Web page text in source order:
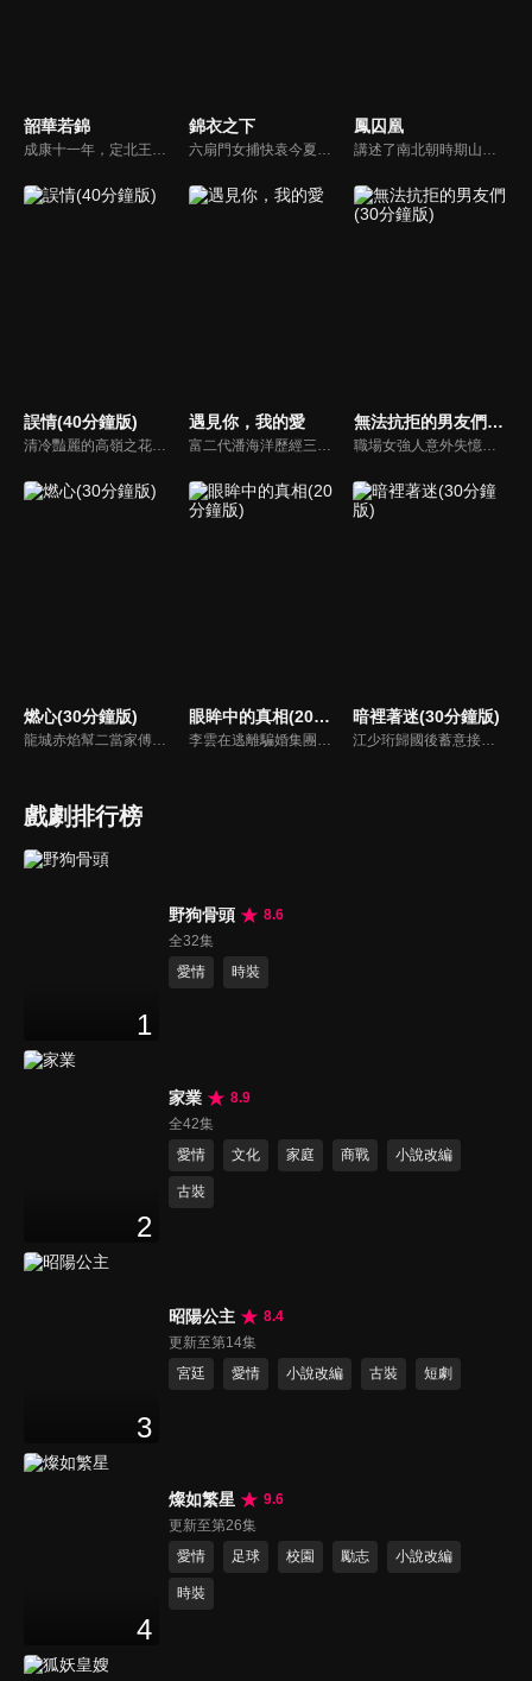
韶華若錦
成康十一年，定北王江緒為查軍餉貪墨案返京，迎娶將門之女明檀穩住朝局。隨調查深入，牽出貪腐勢力盤根錯節，關乎朝廷經濟命脈。江緒誓言連根拔起，卻致明家遭誣陷滅門。為昭雪冤屈，江緒與明檀攜手揭真相，歷經生死與陰謀，終將主謀繩之以法，守護百姓，也收穫摯愛情深。
錦衣之下
六扇門女捕快袁今夏因為一樁案件和錦衣衛陸繹結下樑子，今夏本以為此生與他再無交集，奈何冤家路窄。朝廷十萬兩修河款不翼而飛，今夏奉命協助陸繹一起下揚州查案，替朝廷找回丟失的官銀。本是道不同不相為謀，卻因驚天密案聯手。兩人從勢同水火到刮目相看再到情難自已，命運的齒輪從此旋轉在一起。
鳳囚凰
講述了南北朝時期山陰公主劉楚玉及門客容止之間發生的一系列權謀愛情故事。
誤情(40分鐘版) 遇見你，我的愛 無法抗拒的男友們(30分鐘版)
職場女強人意外失憶後重啟人生，一覺醒來，竟與公司老闆、部門總監、實習生三人同時「戀愛」。通過這甜蜜浪漫、驚險刺激又難以抉擇的感情生活後，最終發現愛情真正的意義。
燃心(30分鐘版)
龍城赤焰幫二當家傅雲月不顧哥哥傅雲崢的阻攔，偽裝身分接近沈家少爺沈西澤，為母報仇刺殺沈家老爺沈文德時，竟發現其中隱藏著更深的秘密。
眼眸中的真相(20分鐘版)
李雲在逃離騙婚集團後，決定加入閨蜜的公司重新開始。然而，閨蜜與公司總裁的親密關係讓她心生疑慮。更驚人的是，這位曾經的好友竟與騙婚集團的頭目保持著秘密聯繫…背叛與真相交織，身陷陰謀的李雲將如何在這場風暴中保全自己？
暗裡著迷(30分鐘版)
江少珩歸國後蓄意接近服裝設計師蘇半夏，直到衛高陽暴露出江少珩接近蘇半夏的真實目的，蘇半夏深覺背叛而與江少珩分手。而已經無法離開蘇半夏的江少珩，用真心再次追回蘇半夏，上演追妻火葬場並重歸於好。之後，兩人查清當年真相，最終衛氏姐弟雙雙落網，一切塵埃落定。
戲劇排行榜
1
野狗骨頭
8.6
全32集
愛情
時裝
2
家業
8.9
全42集
愛情
文化 家庭 商戰 小說改編
古裝
3
昭陽公主
8.4
更新至第14集
宮廷
愛情 小說改編 古裝 短劇
4
燦如繁星
9.6
更新至第26集
愛情
足球 校園 勵志 小說改編
時裝